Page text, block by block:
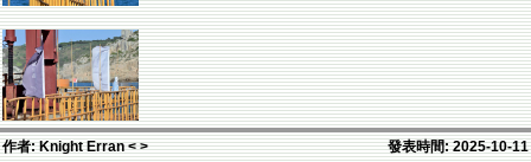
作者: Knight Erran < >
發表時間: 2025-10-11